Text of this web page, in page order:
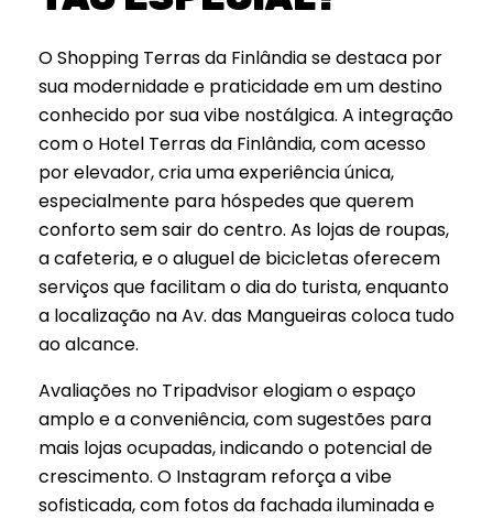
O Shopping Terras da Finlândia se destaca por
sua modernidade e praticidade em um destino
conhecido por sua vibe nostálgica. A integração
com o Hotel Terras da Finlândia, com acesso
por elevador, cria uma experiência única,
especialmente para hóspedes que querem
conforto sem sair do centro. As lojas de roupas,
a cafeteria, e o aluguel de bicicletas oferecem
serviços que facilitam o dia do turista, enquanto
a localização na Av. das Mangueiras coloca tudo
ao alcance.
Avaliações no Tripadvisor elogiam o espaço
amplo e a conveniência, com sugestões para
mais lojas ocupadas, indicando o potencial de
crescimento. O Instagram reforça a vibe
sofisticada, com fotos da fachada iluminada e